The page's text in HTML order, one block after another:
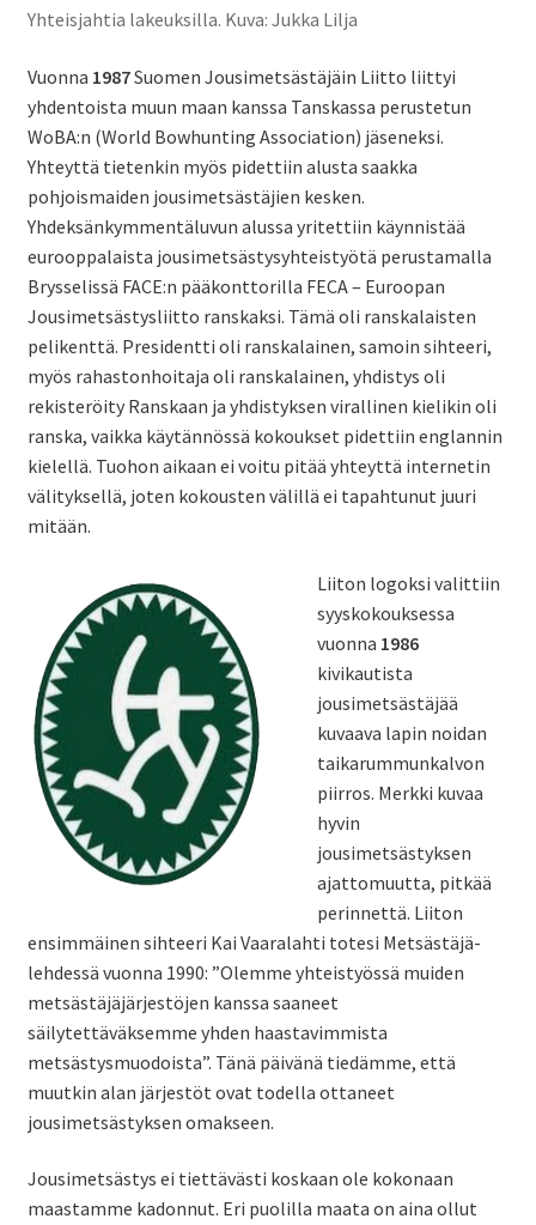
Yhteisjahtia lakeuksilla. Kuva: Jukka Lilja
Vuonna 1987Suomen Jousimetsästäjäin Liitto liittyi
yhdentoista muun maan kanssa Tanskassa perustetun
WoBA:n (World Bowhunting Association) jäseneksi.
Yhteyttä tietenkin myös pidettiin alusta saakka
pohjoismaiden jousimetsästäjien kesken.
Yhdeksänkymmentäluvun alussa yritettiin käynnistää
eurooppalaista jousimetsästysyhteistyötä perustamalla
Brysselissä FACE:n pääkonttorilla FECA – Euroopan
Jousimetsästysliitto ranskaksi. Tämä oli ranskalaisten
pelikenttä. Presidentti oli ranskalainen, samoin sihteeri,
myös rahastonhoitaja oli ranskalainen, yhdistys oli
rekisteröity Ranskaan ja yhdistyksen virallinen kielikin oli
ranska, vaikka käytännössä kokoukset pidettiin englannin
kielellä. Tuohon aikaan ei voitu pitää yhteyttä internetin
välityksellä, joten kokousten välillä ei tapahtunut juuri
mitään.
Liiton logoksi valittiin
syyskokouksessa
vuonna 1986
kivikautista
jousimetsästäjää
kuvaava lapin noidan
taikarummunkalvon
piirros. Merkki kuvaa
hyvin
jousimetsästyksen
ajattomuutta, pitkää
perinnettä. Liiton
ensimmäinen sihteeri Kai Vaaralahti totesi Metsästäjä-
lehdessä vuonna 1990: ”Olemme yhteistyössä muiden
metsästäjäjärjestöjen kanssa saaneet
säilytettäväksemme yhden haastavimmista
metsästysmuodoista”. Tänä päivänä tiedämme, että
muutkin alan järjestöt ovat todella ottaneet
jousimetsästyksen omakseen.
Jousimetsästys ei tiettävästi koskaan ole kokonaan
maastamme kadonnut. Eri puolilla maata on aina ollut